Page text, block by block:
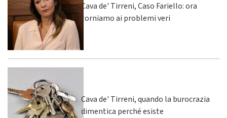
Cava de' Tirreni, Caso Fariello: ora
torniamo ai problemi veri
Cava de' Tirreni, quando la burocrazia
dimentica perché esiste